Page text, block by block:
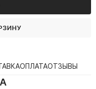
ОПЛАТАОТЗЫВЫ